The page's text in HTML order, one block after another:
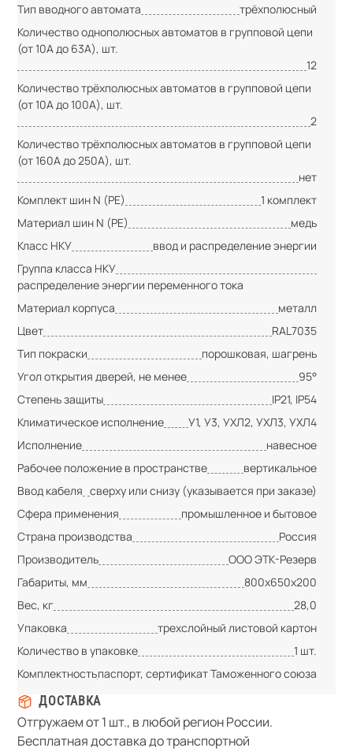
Тип вводного автомата
трёхполюсный
Количество однополюсных автоматов в групповой цепи
(от 10А до 63А), шт.
12
Количество трёхполюсных автоматов в групповой цепи
(от 10А до 100А), шт.
2
Количество трёхполюсных автоматов в групповой цепи
(от 160А до 250А), шт.
нет
Комплект шин N (PE)
1 комплект
Материал шин N (PE)
медь
Класс НКУ
ввод и распределение энергии
Группа класса НКУ
распределение энергии переменного тока
Материал корпуса
металл
Цвет
RAL7035
Тип покраски
порошковая, шагрень
Угол открытия дверей, не менее
95°
Степень защиты
IP21, IP54
Климатическое исполнение
У1, У3, УХЛ2, УХЛ3, УХЛ4
Исполнение
навесное
Рабочее положение в пространстве
вертикальное
Ввод кабеля сверху или снизу (указывается при заказе)
Сфера применения
промышленное и бытовое
Страна производства
Россия
Производитель
ООО ЭТК-Резерв
Габариты, мм
800х650х200
Вес, кг
28,0
Упаковка
трехслойный листовой картон
Количество в упаковке
1 шт.
Комплектностьпаспорт, сертификат Таможенного союза
ДОСТАВКА
Отгружаем от 1 шт., в любой регион России.
Бесплатная доставка до транспортной